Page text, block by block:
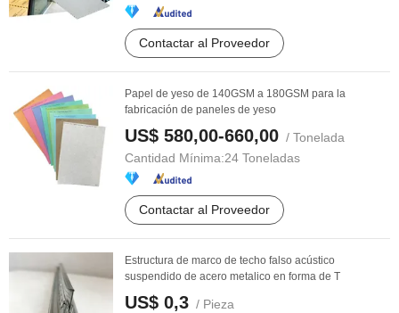
Contactar al Proveedor
Papel de yeso de 140GSM a 180GSM para la
fabricación de paneles de yeso
US$ 580,00-660,00 / Tonelada
Cantidad Mínima:24 Toneladas
Contactar al Proveedor
Estructura de marco de techo falso acústico
suspendido de acero metalico en forma de T
US$ 0,3 / Pieza